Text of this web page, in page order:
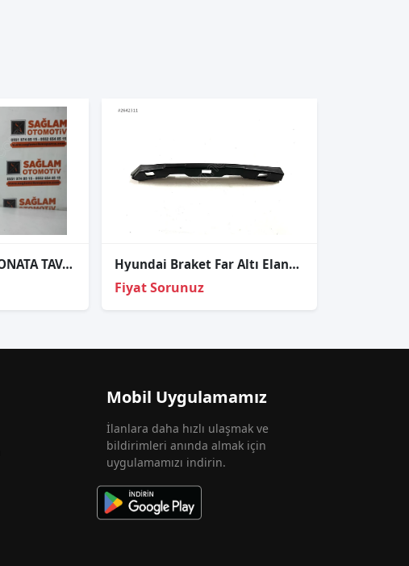
ÇIKMA HYUNDAİ SONATA TAVAN LAMBASI OEM; 92800-33000 Hyundai Braket Far Altı Elantra 11-14 Sağ
Fiyat Sorunuz
Mobil Uygulamamız
İlanlara daha hızlı ulaşmak ve
bildirimleri anında almak için
uygulamamızı indirin.